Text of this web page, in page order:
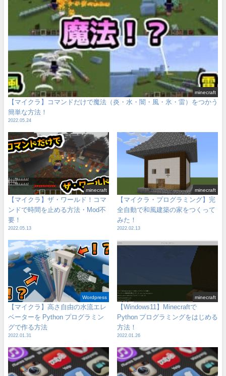
minecraft
【マイクラ】コマンドだけで魔法（炎・水・闇・風・氷・雷）をつかう
簡単な方法！
2022.05.24
minecraft
【マイクラ】ザ・ワールド！コマ
ンドで時間を止める方法・Mod不
要！
2022.05.13
minecraft
【マイクラ・プログラミング】完
全自動で和風建築の家をつくって
みた！
2022.02.13
Wordpress
【マイクラ】高さ自由の水流エレ
ベーターを Python プログラミン
グで作る方法
2022.01.31
minecraft
【Windows11】Minecraftで
Python プログラミングをはじめる
方法！
2022.01.26